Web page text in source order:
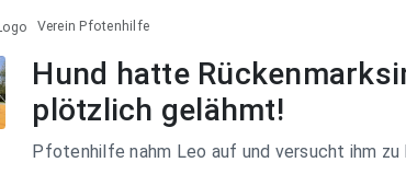
Verein Pfotenhilfe
Hund hatte
plötzlich gelähmt!
Pfotenhilfe nahm Leo auf und versucht ihm zu